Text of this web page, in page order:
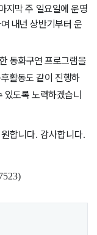
지막 주 일요일에 운영
내년 상반기부터 운
동화구연 프로그램을
활동도 같이 진행하
있도록 노력하겠습니
합니다. 감사합니다.